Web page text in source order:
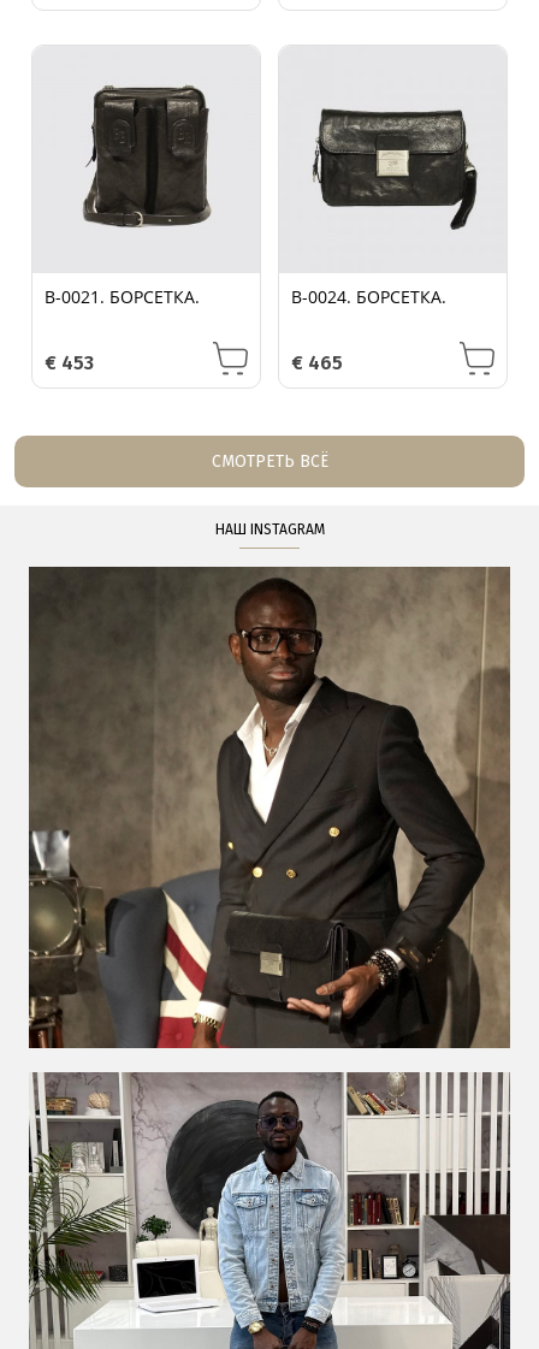
B-0021. БОРСЕТКА.
€ 453
B-0024. БОРСЕТКА.
€ 465
СМОТРЕТЬ ВСЁ
НАШ INSTAGRAM